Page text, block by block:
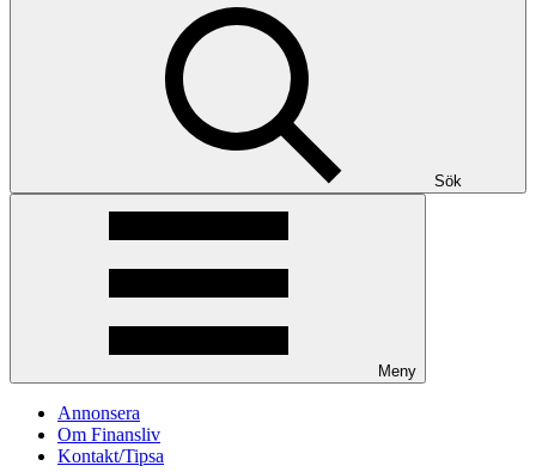
Sök
Meny
Annonsera
Om Finansliv
Kontakt/Tipsa